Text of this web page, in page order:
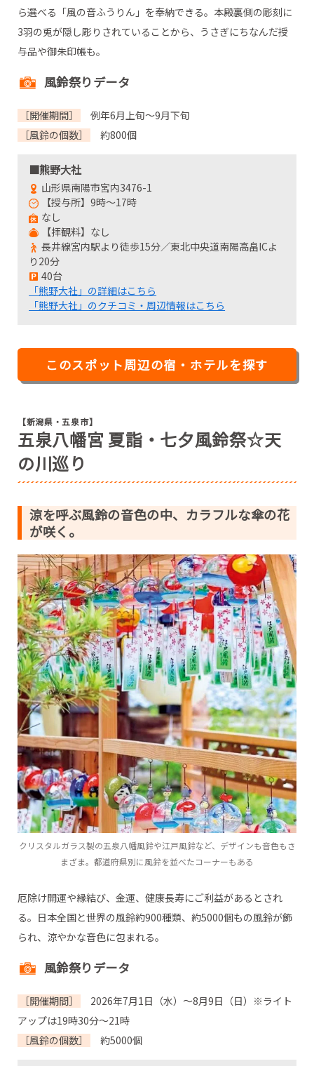
ら選べる「風の音ふうりん」を奉納できる。本殿裏側の彫刻に
3羽の兎が隠し彫りされていることから、うさぎにちなんだ授
与品や御朱印帳も。
風鈴祭りデータ
［開催期間］
例年6月上旬～9月下旬
［風鈴の個数］
約800個
■熊野大社
山形県南陽市宮内3476-1
【授与所】9時～17時
なし
【拝観料】なし
長井線宮内駅より徒歩15分／東北中央道南陽高畠ICよ
り20分
40台
「熊野大社」の詳細はこちら
「熊野大社」のクチコミ・周辺情報はこちら
このスポット周辺の宿・ホテルを探す
【新潟県・五泉市】
五泉八幡宮 夏詣・七夕風鈴祭☆天
の川巡り
涼を呼ぶ風鈴の音色の中、カラフルな傘の花
が咲く。
クリスタルガラス製の五泉八幡風鈴や江戸風鈴など、デザインも音色もさ
まざま。都道府県別に風鈴を並べたコーナーもある
厄除け開運や縁結び、金運、健康長寿にご利益があるとされ
る。日本全国と世界の風鈴約900種類、約5000個もの風鈴が飾
られ、涼やかな音色に包まれる。
風鈴祭りデータ
［開催期間］
2026年7月1日（水）～8月9日（日）※ライト
アップは19時30分～21時
［風鈴の個数］
約5000個